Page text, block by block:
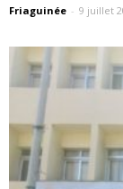
Friaguinée - 9 juillet